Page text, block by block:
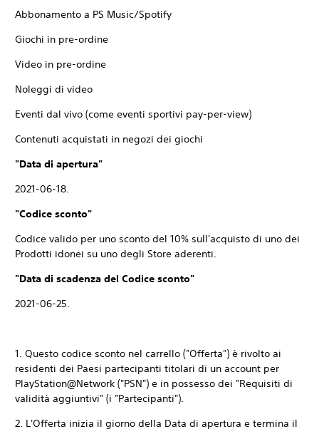
Abbonamento a PS Music/Spotify
Giochi in pre-ordine
Video in pre-ordine
Noleggi di video
Eventi dal vivo (come eventi sportivi pay-per-view)
Contenuti acquistati in negozi dei giochi
"Data di apertura"
2021-06-18.
"Codice sconto"
Codice valido per uno sconto del 10% sull'acquisto di uno dei
Prodotti idonei su uno degli Store aderenti.
"Data di scadenza del Codice sconto"
2021-06-25.
1. Questo codice sconto nel carrello ("Offerta") è rivolto ai
residenti dei Paesi partecipanti titolari di un account per
PlayStation@Network ("PSN") e in possesso dei "Requisiti di
validità aggiuntivi" (i "Partecipanti").
2. L'Offerta inizia il giorno della Data di apertura e termina il